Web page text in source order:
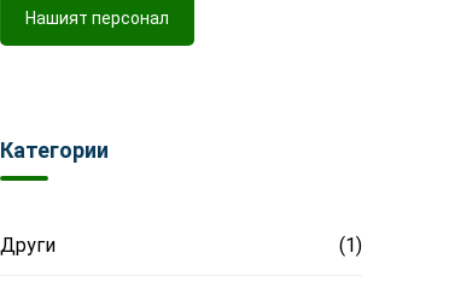
Нашият персонал
Категории
Други (1)